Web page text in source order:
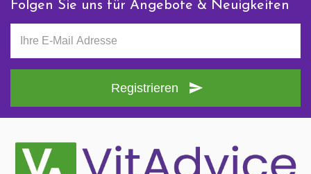
Folgen Sie uns für Angebote & Neuigkeiten
Registrieren